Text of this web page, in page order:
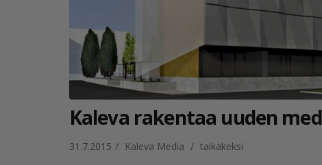
Kaleva rakentaa uuden
31.7.2015 / Kaleva Media / taikakeksi